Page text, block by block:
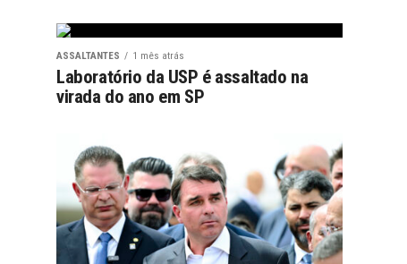
ASSALTANTES 1 mês atrás
Laboratório da USP é assaltado na
virada do ano em SP